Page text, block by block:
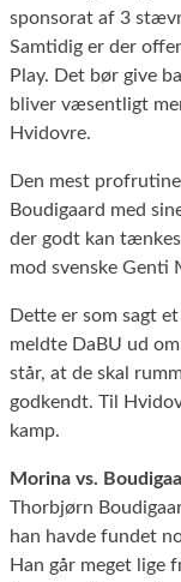
sponsorat af 3
Samtidig er der
Play. Det bør give
bliver væsentligt
Hvidovre.
Den mest
Boudigaard med
der godt kan
mod svenske Genti
Dette er som sagt
meldte DaBU ud
står, at de skal
godkendt. Til
kamp.
Morina vs.
Thorbjørn
han havde fundet
Han går meget lige